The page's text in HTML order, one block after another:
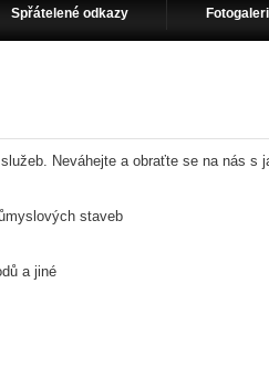
Spřátelené odkazy
Neváhejte a obraťte se na nás s
staveb
a jiné